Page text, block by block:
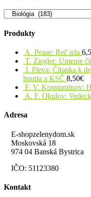
Produkty
A. Pease: Reč tela
T. Ziegler: Umenie
J. Pleva: Čítanka k
hnutia a KSČ 8,50€
F. V. Konstantinov:
A. F. Okulov:
Adresa
E-shopzelenydom.sk
Moskovská 18
974 04 Banská Bystrica
IČO: 51123380
Kontakt